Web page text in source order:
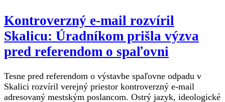
Kontroverzný e-mail rozvíril
Skalicu: Úradníkom prišla výzva
pred referendom o spaľovni
Tesne pred referendom o výstavbe spaľovne odpadu v
Skalici rozvíril verejný priestor kontroverzný e-mail
adresovaný mestským poslancom. Ostrý jazyk, ideologické